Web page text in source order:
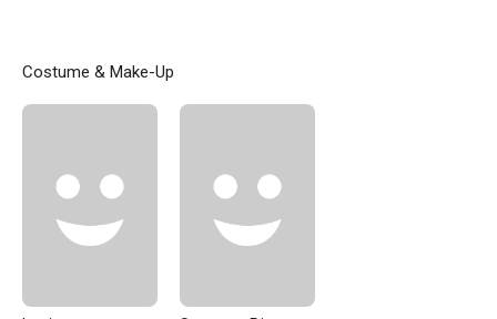
Costume & Make-Up